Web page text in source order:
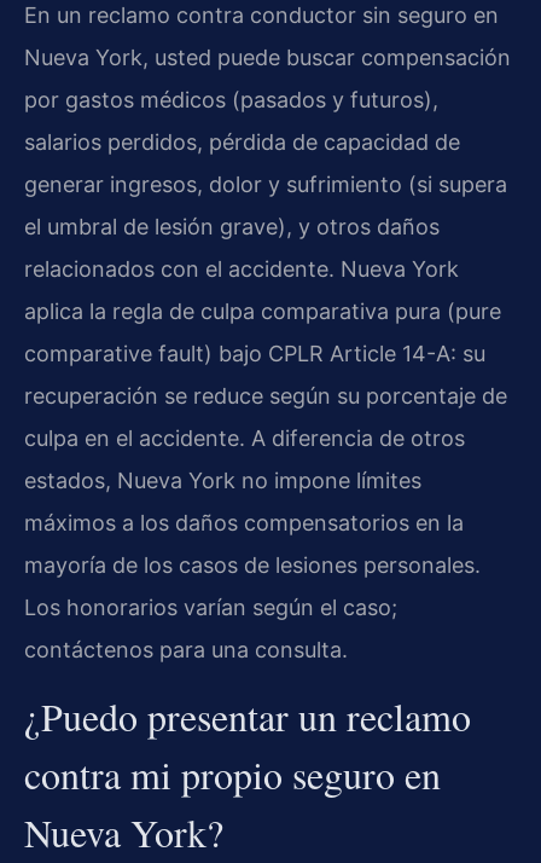
En un reclamo contra conductor sin seguro en
Nueva York, usted puede buscar compensación
por gastos médicos (pasados y futuros),
salarios perdidos, pérdida de capacidad de
generar ingresos, dolor y sufrimiento (si supera
el umbral de lesión grave), y otros daños
relacionados con el accidente. Nueva York
aplica la regla de culpa comparativa pura (pure
comparative fault) bajo CPLR Article 14-A: su
recuperación se reduce según su porcentaje de
culpa en el accidente. A diferencia de otros
estados, Nueva York no impone límites
máximos a los daños compensatorios en la
mayoría de los casos de lesiones personales.
Los honorarios varían según el caso;
contáctenos para una consulta.
¿Puedo presentar un reclamo
contra mi propio seguro en
Nueva York?